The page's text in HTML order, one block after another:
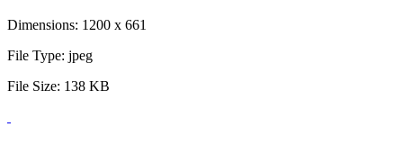
Dimensions: 1200 x 661
File Type: jpeg
File Size: 138 KB